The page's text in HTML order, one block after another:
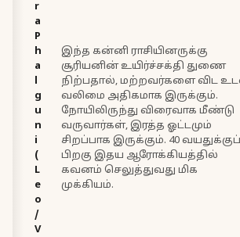
r
a
P
h
a
l
g
u
n
i
(
L
e
o
/
V
இந்த கன்னி ராசியினருக்கு
சூரியனின் உயிர்ச்சக்தி துணை
நிற்பதால், மற்றவர்களை விட
வலிமை அதிகமாக இருக்கும்.
நோயிலிருந்து விரைவாக மீண்டு
வருவார்கள், இரத்த ஓட்டமும்
சிறப்பாக இருக்கும். 40 வயதுக்குப்
பிறகு இதய ஆரோக்கியத்தில்
கவனம் செலுத்துவது மிக
முக்கியம்.